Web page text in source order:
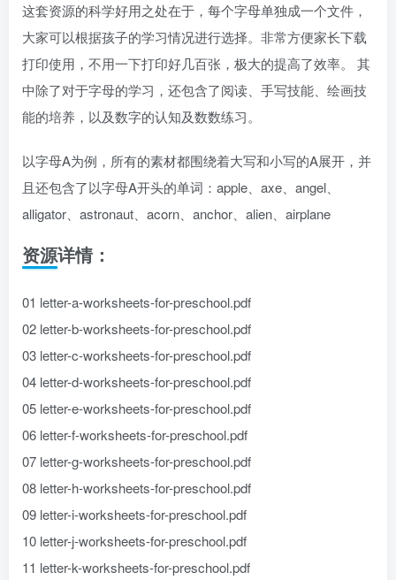
这套资源的科学好用之处在于，每个字母单独成一个文件，
大家可以根据孩子的学习情况进行选择。非常方便家长下载
打印使用，不用一下打印好几百张，极大的提高了效率。 其
中除了对于字母的学习，还包含了阅读、手写技能、绘画技
能的培养，以及数字的认知及数数练习。
以字母A为例，所有的素材都围绕着大写和小写的A展开，并
且还包含了以字母A开头的单词：apple、axe、angel、
alligator、astronaut、acorn、anchor、alien、airplane
资源详情：
01 letter-a-worksheets-for-preschool.pdf
02 letter-b-worksheets-for-preschool.pdf
03 letter-c-worksheets-for-preschool.pdf
04 letter-d-worksheets-for-preschool.pdf
05 letter-e-worksheets-for-preschool.pdf
06 letter-f-worksheets-for-preschool.pdf
07 letter-g-worksheets-for-preschool.pdf
08 letter-h-worksheets-for-preschool.pdf
09 letter-i-worksheets-for-preschool.pdf
10 letter-j-worksheets-for-preschool.pdf
11 letter-k-worksheets-for-preschool.pdf